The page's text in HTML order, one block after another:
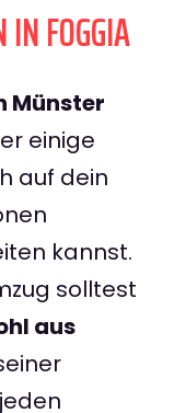
FOGGIA
Münster
einige
auf dein
kannst.
solltest
aus